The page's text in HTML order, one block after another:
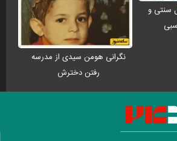
سنتی و
نگرانی هومن سیدی از مدرسه
رفتن دخترش